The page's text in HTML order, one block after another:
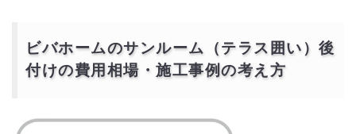
ビバホームのサンルーム（テラス囲い）後
付けの費用相場・施工事例の考え方